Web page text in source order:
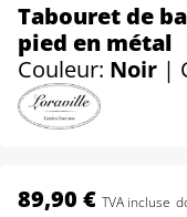
Tabouret de
pied en métal
Couleur: Noir |
89,90 € TVA incluse